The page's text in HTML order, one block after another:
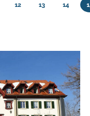
12 13 14